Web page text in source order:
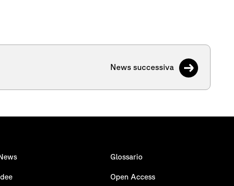
News successiva
Glossario
Open Access